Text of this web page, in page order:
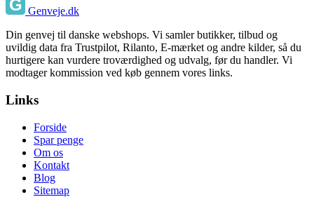
Genveje.dk
Din genvej til danske webshops. Vi samler butikker, tilbud og
uvildig data fra Trustpilot, Rilanto, E-mærket og andre kilder, så du
hurtigere kan vurdere troværdighed og udvalg, før du handler. Vi
modtager kommission ved køb gennem vores links.
Links
Forside
Spar penge
Om os
Kontakt
Blog
Sitemap